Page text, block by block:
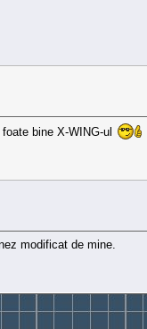
bine X-WING-ul
modificat de mine.